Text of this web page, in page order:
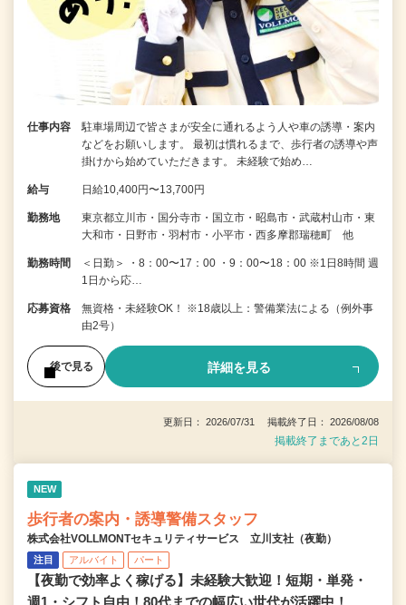
仕事内容
駐車場周辺で皆さまが安全に通れるよう人や車の誘導・案内
などをお願いします。 最初は慣れるまで、歩行者の誘導や声
掛けから始めていただきます。 未経験で始め…
給与 日給10,400円〜13,700円
勤務地
東京都立川市・国分寺市・国立市・昭島市・武蔵村山市・東
大和市・日野市・羽村市・小平市・西多摩郡瑞穂町 他
勤務時間
＜日勤＞ ・8：00〜17：00 ・9：00〜18：00 ※1日8時間 週
1日から応…
応募資格
無資格・未経験OK！ ※18歳以上：警備業法による（例外事
由2号）
後で見る 詳細を見る
更新日： 2026/07/31 掲載終了日： 2026/08/08
掲載終了まであと2日
NEW
歩行者の案内・誘導警備スタッフ
株式会社VOLLMONTセキュリティサービス 立川支社（夜勤）
注目 アルバイト パート
【夜勤で効率よく稼げる】未経験大歓迎！短期・単発・